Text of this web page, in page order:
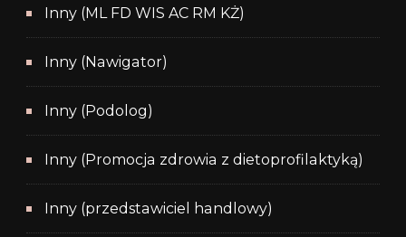
Inny (ML FD WIS AC RM KŻ)
Inny (Nawigator)
Inny (Podolog)
Inny (Promocja zdrowia z dietoprofilaktyką)
Inny (przedstawiciel handlowy)